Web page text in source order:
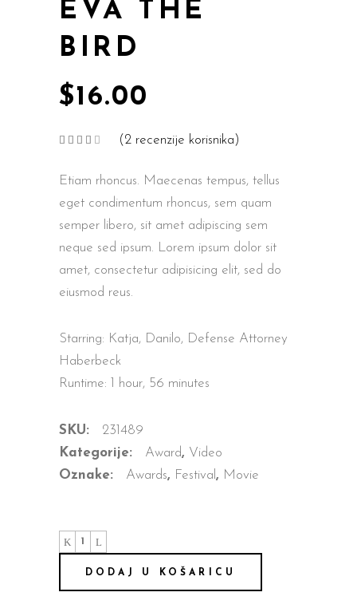
EVA THE
BIRD
$16.00
Korisničke
ukupno
korisnika)
(2 recenzije korisnika)
Etiam rhoncus. Maecenas tempus, tellus
eget condimentum rhoncus, sem quam
semper libero, sit amet adipiscing sem
neque sed ipsum. Lorem ipsum dolor sit
amet, consectetur adipisicing elit, sed do
eiusmod reus.
Starring: Katja, Danilo, Defense Attorney
Haberbeck
Runtime: 1 hour, 56 minutes
SKU:
231489
Kategorije:
Award, Video
Oznake:
Awards, Festival , Movie
Eva
The
quantityDODAJ U KOŠARICU